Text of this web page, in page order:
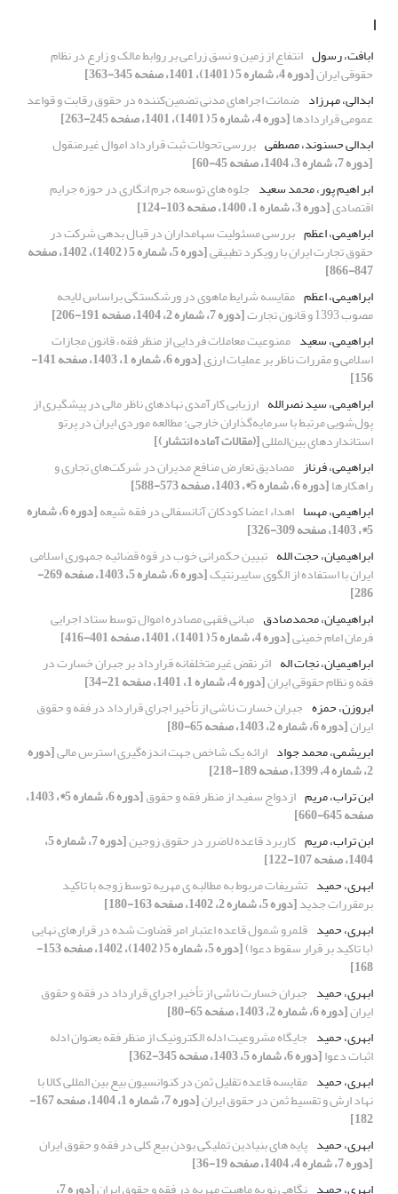
ا
ابافت، رسول انتفاع از زمین و نسق زراعی بر روابط مالک و زارع در نظام
حقوقی ایران[دوره 4، شماره 5 ( 1401)، 1401، صفحه 345-363]
ابدالی، مهرزاد ضمانت اجراهای مدنی تضمین‌کننده در حقوق رقابت و قواعد
عمومی قراردادها[دوره 4، شماره 5 ( 1401)، 1401، صفحه 245-263]
ابدالی حسنوند، مصطفی بررسی تحولات ثبت قرارداد اموال غیرمنقول
[دوره 7، شماره 3، 1404، صفحه 45-60]
ابر اهیم پور، محمد سعید جلوه های توسعه جرم انگاری در حوزه جرایم
اقتصادی[دوره 3، شماره 1، 1400، صفحه 103-124]
ابراهیمی، اعظم بررسی مسئولیت سهامداران در قبال بدهی شرکت در
حقوق تجارت ایران با رویکرد تطبیقی [دوره 5، شماره 5 ( 1402)، 1402، صفحه
847-866]
ابراهیمی، اعظم مقایسه شرایط ماهوی در ورشکستگی براساس لایحه
مصوب 1393 و قانون تجارت
[دوره 7، شماره 2، 1404، صفحه 191-206]
ابراهیمی، سعید ممنوعیت معاملات فردایی از منظر فقه، قانون مجازات
اسلامی و مقررات ناظر بر عملیات ارزی [دوره 6، شماره 1، 1403، صفحه 141-
156]
ابراهیمی، سید نصرالله ارزیابی کارآمدی نهادهای ناظر مالی در پیشگیری از
پول‌شویی مرتبط با سرمایه‌گذاران خارجی: مطالعه موردی ایران در پرتو
استانداردهای بین‌المللی[(مقالات آماده انتشار)]
ابراهیمی، فرناز مصادیق تعارض منافع مدیران در شرکت‌های تجاری و
راهکارها[دوره 6، شماره 5*، 1403، صفحه 573-588]
ابراهیمی، مهسا اهداء اعضا کودکان آنانسفالی در فقه شیعه [دوره 6، شماره
5*، 1403، صفحه 309-326]
ابراهیمیان، حجت الله تبیین حکمرانی خوب در قوه قضائیه جمهوری اسلامی
ایران با استفاده از الگوی سایبرنتیک [دوره 6، شماره 5، 1403، صفحه 269-
286]
ابراهیمیان، محمدصادق مبانی فقهی مصادره اموال توسط ستاد اجرایی
فرمان امام خمینی[دوره 4، شماره 5 ( 1401)، 1401، صفحه 401-416]
ابراهیمیان، نجات اله اثر نقض غیرمتخلفانه قرارداد بر جبران خسارت در
فقه و نظام حقوقی ایران[دوره 4، شماره 1، 1401، صفحه 21-34]
ابروزن، حمزه جبران خسارت ناشی از تأخیر اجرای قرارداد در فقه و حقوق
ایران[دوره 6، شماره 2، 1403، صفحه 65-80]
ابریشمی، محمد جواد ارائه یک شاخص جهت اندزه‌گیری استرس مالی[دوره
2، شماره 4، 1399، صفحه 189-218]
ابن تراب، مریم ازدواج سفید از منظر فقه و حقوق [دوره 6، شماره 5*، 1403،
صفحه 645-660]
ابن تراب، مریم کاربرد قاعده لاضرر در حقوق زوجین [دوره 7، شماره 5،
1404، صفحه 107-122]
ابهری، حمید تشریفات مربوط به مطالبه ی مهریه توسط زوجه با تاکید
برمقررات جدید[دوره 5، شماره 2، 1402، صفحه 163-180]
ابهری، حمید قلمرو شمول قاعده اعتبار امر قضاوت شده در قرارهای نهایی
(با تاکید بر قرار سقوط دعوا) [دوره 5، شماره 5 ( 1402)، 1402، صفحه 153-
168]
ابهری، حمید جبران خسارت ناشی از تأخیر اجرای قرارداد در فقه و حقوق
ایران[دوره 6، شماره 2، 1403، صفحه 65-80]
ابهری، حمید جایگاه مشروعیت ادله الکترونیک از منظر فقه بعنوان ادله
اثبات دعوا[دوره 6، شماره 5، 1403، صفحه 345-362]
ابهری، حمید مقایسه قاعده تقلیل ثمن در کنوانسیون بیع بین المللی کالا با
نهاد ارش و تقسیط ثمن در حقوق ایران [دوره 7، شماره 1، 1404، صفحه 167-
182]
ابهری، حمید پایه های بنیادین تملیکی بودن بیع کلی در فقه و حقوق ایران
[دوره 7، شماره 4، 1404، صفحه 19-36]
ابهری، حمید نگاهی نو به ماهیت مهریه در فقه و حقوق ایران [دوره 7،